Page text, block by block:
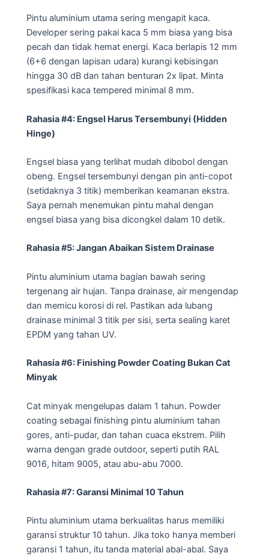
Pintu aluminium utama sering mengapit kaca.
Developer sering pakai kaca 5 mm biasa yang bisa
pecah dan tidak hemat energi. Kaca berlapis 12 mm
(6+6 dengan lapisan udara) kurangi kebisingan
hingga 30 dB dan tahan benturan 2x lipat. Minta
spesifikasi kaca tempered minimal 8 mm.
Rahasia #4: Engsel Harus Tersembunyi (Hidden
Hinge)
Engsel biasa yang terlihat mudah dibobol dengan
obeng. Engsel tersembunyi dengan pin anti-copot
(setidaknya 3 titik) memberikan keamanan ekstra.
Saya pernah menemukan pintu mahal dengan
engsel biasa yang bisa dicongkel dalam 10 detik.
Rahasia #5: Jangan Abaikan Sistem Drainase
Pintu aluminium utama bagian bawah sering
tergenang air hujan. Tanpa drainase, air mengendap
dan memicu korosi di rel. Pastikan ada lubang
drainase minimal 3 titik per sisi, serta sealing karet
EPDM yang tahan UV.
Rahasia #6: Finishing Powder Coating Bukan Cat
Minyak
Cat minyak mengelupas dalam 1 tahun. Powder
coating sebagai finishing pintu aluminium tahan
gores, anti-pudar, dan tahan cuaca ekstrem. Pilih
warna dengan grade outdoor, seperti putih RAL
9016, hitam 9005, atau abu-abu 7000.
Rahasia #7: Garansi Minimal 10 Tahun
Pintu aluminium utama berkualitas harus memiliki
garansi struktur 10 tahun. Jika toko hanya memberi
garansi 1 tahun, itu tanda material abal-abal. Saya